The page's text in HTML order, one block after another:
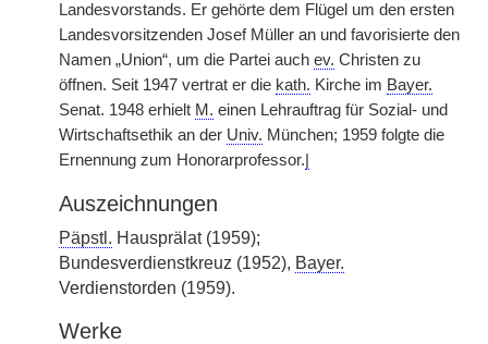
Landesvorstands. Er gehörte dem Flügel um den ersten
Landesvorsitzenden Josef Müller an und favorisierte den
Namen „Union“, um die Partei auch ev. Christen zu
öffnen. Seit 1947 vertrat er die kath. Kirche im Bayer.
Senat. 1948 erhielt M. einen Lehrauftrag für Sozial- und
Wirtschaftsethik an der Univ. München; 1959 folgte die
Ernennung zum Honorarprofessor.
Auszeichnungen
Päpstl. Hausprälat (1959);
Bundesverdienstkreuz (1952), Bayer.
Verdienstorden (1959).
Werke